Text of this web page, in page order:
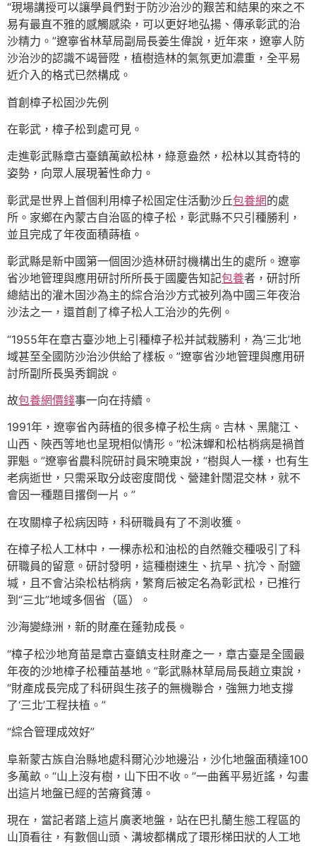
“現場講授可以讓學員們對于防沙治沙的艱苦和結果的來之不
易有最直不雅的感觸感染，可以更好地弘揚、傳承彰武的治
沙精力。”遼寧省林草局副局長姜生偉說，近年來，遼寧人防
沙治沙的認識不竭晉陞，植樹造林的氣氛更加濃重，全平易
近介入的格式已然構成。
首創樟子松固沙先例
在彰武，樟子松到處可見。
走進彰武縣章古臺鎮萬畝松林，綠意盎然，松林以其奇特的
姿勢，向眾人展現著性命力。
彰武是世界上首個利用樟子松固定住活動沙丘包養網的處
所。家鄉在內蒙古自治區的樟子松，彰武縣不只引種勝利，
並且完成了年夜面積蒔植。
彰武縣是新中國第一個固沙造林研討機構出生的處所。遼寧
省沙地管理與應用研討所所長于國慶告知記包養者，研討所
總結出的灌木固沙為主的綜合治沙方式被列為中國三年夜治
沙法之一，還首創了樟子松人工治沙的先例。
“1955年在章古臺沙地上引種樟子松并試栽勝利，為‘三北’地
域甚至全國防沙治沙供給了樣板。”遼寧省沙地管理與應用研
討所副所長吳秀鋼說。
故包養網價錢事一向在持續。
1991年，遼寧省內蒔植的很多樟子松生病。吉林、黑龍江、
山西、陜西等地也呈現相似情形。“松沫蟬和松枯梢病是禍首
罪魁。”遼寧省農科院研討員宋曉東說，“樹與人一樣，也有生
老病逝世，只需采取分歧密度間伐、營建針闊混交林，就不
會因一種題目撂倒一片。”
在攻關樟子松病因時，科研職員有了不測收獲。
在樟子松人工林中，一棵赤松和油松的自然雜交種吸引了科
研職員的留意。研討發明，這種樹速生、抗旱、抗冷、耐鹽
堿，且不會沾染松枯梢病，繁育后被定名為彰武松，已推行
到“三北”地域多個省（區）。
沙海變綠洲，新的財產在蓬勃成長。
“樟子松沙地育苗是章古臺鎮支柱財產之一，章古臺是全國最
年夜的沙地樟子松種苗基地。”彰武縣林草局局長趙立東說，
“財產成長完成了科研與生孩子的無機聯合，強無力地支撐
了‘三北’工程扶植。”
“綜合管理成效好”
阜新蒙古族自治縣地處科爾沁沙地邊沿，沙化地盤面積達100
多萬畝。“山上沒有樹，山下田不收。”一曲舊平易近謠，勾畫
出這片地盤已經的苦瘠貧薄。
現在，當記者踏上這片廣袤地盤，站在巴扎蘭生態工程區的
山頂看往，有數個山頭、溝坡都構成了環形梯田狀的人工地